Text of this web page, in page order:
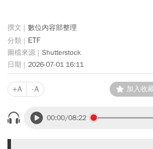
數位內容部整理
ETF
Shutterstock
2026-07-01 16:11
+A -A 加入收
00:00/08:22